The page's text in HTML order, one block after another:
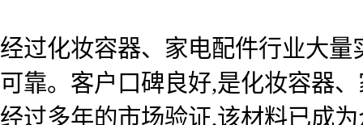
经过化妆容器、家电配件行业大
可靠。客户口碑良好,是化妆容器
经过多年的市场验证,该材料已成